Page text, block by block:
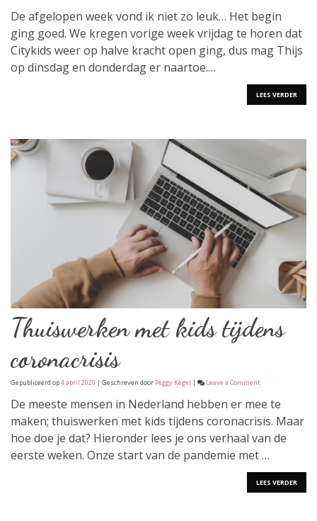
en
het
nieuwe
bed
De afgelopen week vond ik niet zo leuk… Het begin
ging goed. We kregen vorige week vrijdag te horen dat
Citykids weer op halve kracht open ging, dus mag Thijs
op dinsdag en donderdag er naartoe.…
LEES VERDER
Thuiswerken met kids tijdens
coronacrisis
Gepubliceerd op4 april 2020 | Geschreven door Peggy Kegel | Leave a Commenton
met
kids
tijdens
coronacrisis
De meeste mensen in Nederland hebben er mee te
maken; thuiswerken met kids tijdens coronacrisis. Maar
hoe doe je dat? Hieronder lees je ons verhaal van de
eerste weken. Onze start van de pandemie met …
LEES VERDER